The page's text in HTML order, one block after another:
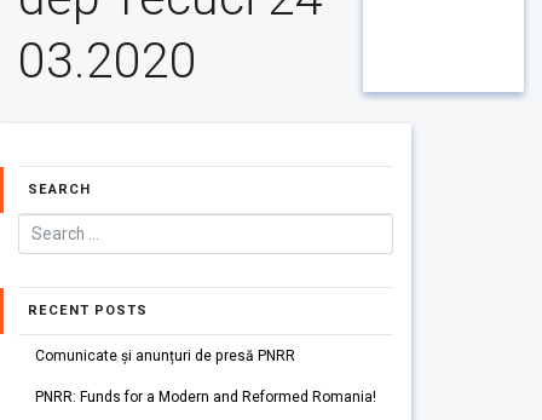
03.2020
SEARCH
RECENT POSTS
Comunicate și anunțuri de presă PNRR
PNRR: Funds for a Modern and Reformed Romania!